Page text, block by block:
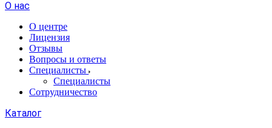
О нас
О центре
Лицензия
Отзывы
Вопросы и ответы
Специалисты
Специалисты
Сотрудничество
Каталог